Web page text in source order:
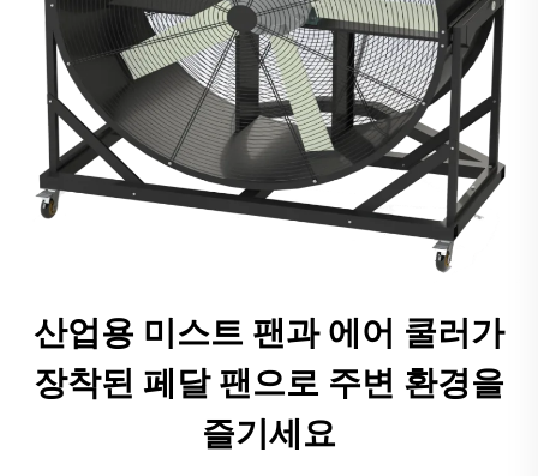
산업용 미스트 팬과 에어 쿨러가
장착된 페달 팬으로 주변 환경을
즐기세요